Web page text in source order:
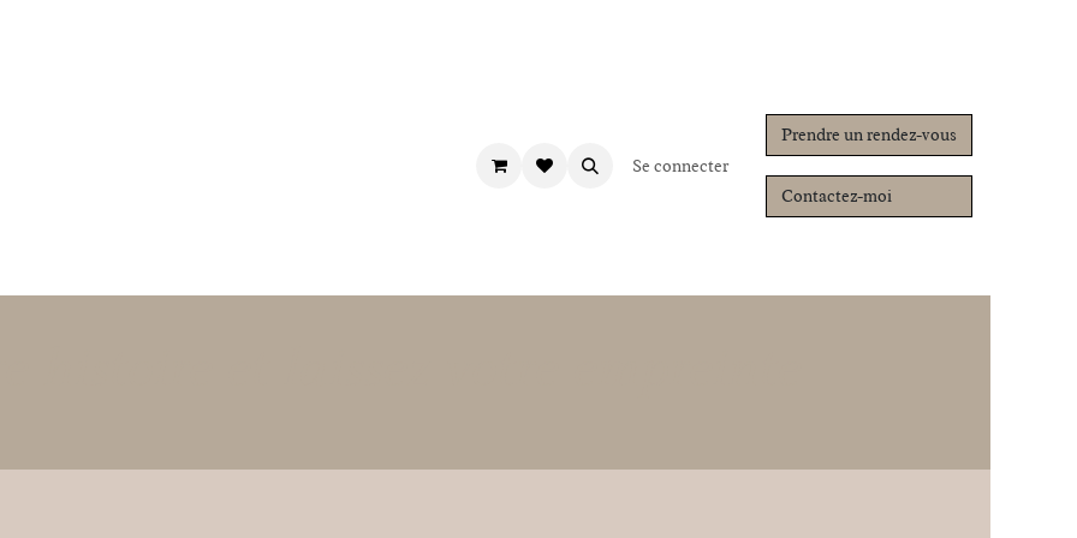
Restons en contact E-learning
Se connecter
Prendre un rendez-vous
Contactez-moi